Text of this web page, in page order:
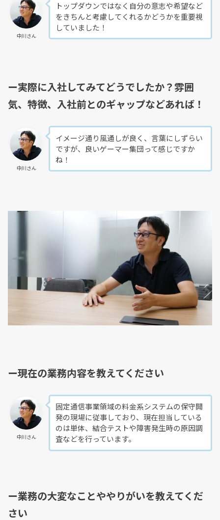
中川さん
トップダウンではなく自分の意志や希望など
をきちんと考慮してくれるかどうかを重要視
していました！
ー実際に入社してみてどうでしたか？雰囲
気、特徴、入社前とのギャップなどあれば！
中川さん
イメージ通り風通しが良く、言葉にしずらい
ですが、良いゲーマー集団って感じですか
ね！
ー現在の業務内容を教えてください
中川さん
固定通信事業領域の料金系システムの保守開
発の現場に従事しており、現在担当している
のは単体、結合テストや障害発生時の原因調
査などを行っています。
ー業務の大変なことややりがいを教えてくだ
さい